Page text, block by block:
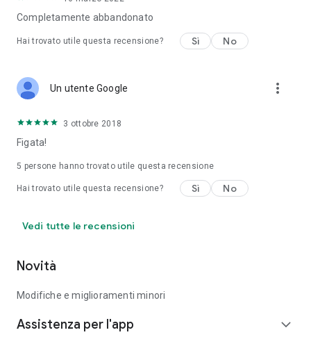
Completamente abbandonato
Hai trovato utile questa recensione? Sì No
Un utente Google more_vert
3 ottobre 2018
Figata!
5 persone hanno trovato utile questa recensione
Hai trovato utile questa recensione? Sì No
Vedi tutte le recensioni
Novità
Modifiche e miglioramenti minori
Assistenza per l'app expand_more